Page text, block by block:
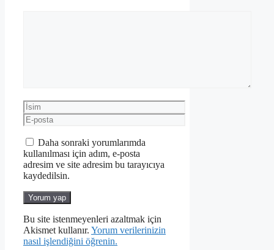
İsim
E-
posta
Daha sonraki yorumlarımda
kullanılması için adım, e-posta
adresim ve site adresim bu tarayıcıya
kaydedilsin.
Bu site istenmeyenleri azaltmak için
Akismet kullanır. Yorum verilerinizin
nasıl işlendiğini öğrenin.